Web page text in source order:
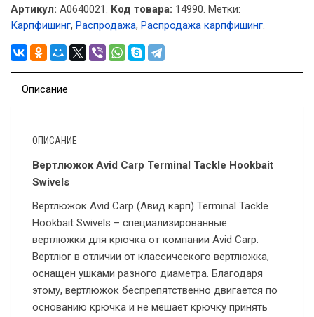
Артикул: A0640021. Код товара: 14990. Метки:
Карпфишинг, Распродажа, Распродажа карпфишинг.
Описание
ОПИСАНИЕ
Вертлюжок Avid Carp Terminal Tackle Hookbait
Swivels
Вертлюжок Avid Carp (Авид карп) Terminal Tackle
Hookbait Swivels – специализированные
вертлюжки для крючка от компании Avid Carp.
Вертлюг в отличии от классического вертлюжка,
оснащен ушками разного диаметра. Благодаря
этому, вертлюжок беспрепятственно двигается по
основанию крючка и не мешает крючку принять